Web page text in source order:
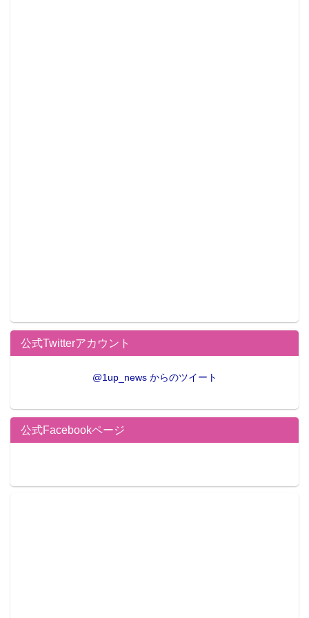
公式Twitterアカウント
@1up_news からのツイート
公式Facebookページ